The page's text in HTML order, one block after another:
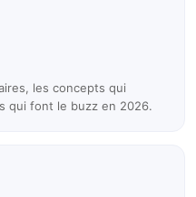
les concepts qui
qui font le buzz en 2026.